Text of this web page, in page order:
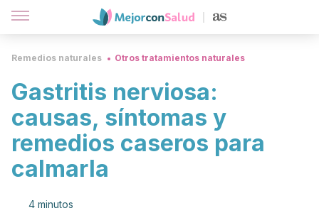
Remedios naturales Otros tratamientos naturales
Gastritis nerviosa:
causas, síntomas y
remedios caseros para
calmarla
4 minutos